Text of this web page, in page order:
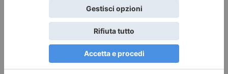
freddo, cooking show dello chef
Jacopo Chieppa(Equilibrio,
Dolcedo) e presentazione della
guida Euro-Toques Italia (Trenta
Editore)